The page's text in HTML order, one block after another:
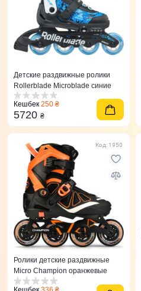
Детские раздвижные ролики
Rollerblade Microblade синие
Кешбек 250 ₴
5720 ₴
Код: 1950
Ролики детские раздвижные
Micro Champion оранжевые